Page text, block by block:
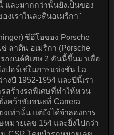
และมากกว่านั้นยังเป็นของ
เราในละตินอเมริกา"
ซีอีโอของ Porsche
ช่ ลาติน อเมริกา (Porsche
รถยนต์พิเศษ 2 คันนี้ขึ้นมาเพื่อ
ปอร์เช่ในการแข่งขัน La
งปี 1952-1954 และปีนี้เรา
สร้างรถพิเศษที่ทำให้หวน
งคว้าชัยชนะที่ Carrera
งเท่านั้น แต่ยังได้จำลองการ
มายเลข 154 และยิ่งไปกว่า